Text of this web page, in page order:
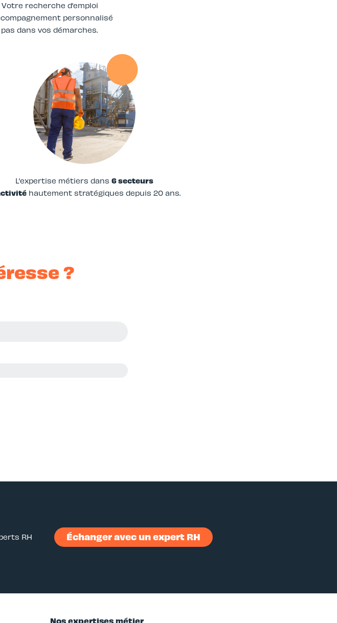
recherche d’emploi
personnalisé
dans vos démarches.
L’expertise métiers dans 6 secteurs
hautement stratégiques depuis 20 ans.
?
RH
Échanger avec un expert RH
Nos expertises métier